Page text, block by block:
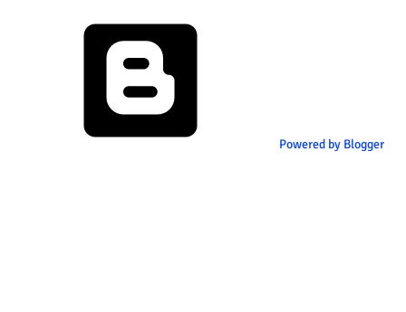
Powered by Blogger